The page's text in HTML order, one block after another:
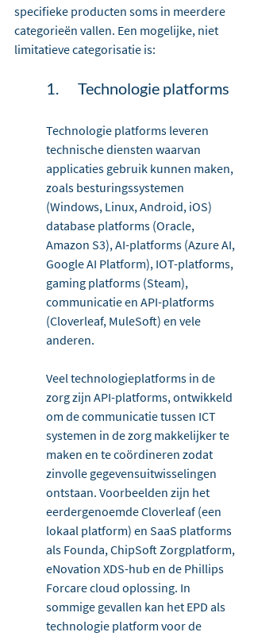
specifieke producten soms in meerdere
categorieën vallen. Een mogelijke, niet
limitatieve categorisatie is:
1.	Technologie platforms
Technologie platforms leveren
technische diensten waarvan
applicaties gebruik kunnen maken,
zoals besturingssystemen
(Windows, Linux, Android, iOS)
database platforms (Oracle,
Amazon S3), AI-platforms (Azure AI,
Google AI Platform), IOT-platforms,
gaming platforms (Steam),
communicatie en API-platforms
(Cloverleaf, MuleSoft) en vele
anderen.
Veel technologieplatforms in de
zorg zijn API-platforms, ontwikkeld
om de communicatie tussen ICT
systemen in de zorg makkelijker te
maken en te coördineren zodat
zinvolle gegevensuitwisselingen
ontstaan. Voorbeelden zijn het
eerdergenoemde Cloverleaf (een
lokaal platform) en SaaS platforms
als Founda, ChipSoft Zorgplatform,
eNovation XDS-hub en de Phillips
Forcare cloud oplossing. In
sommige gevallen kan het EPD als
technologie platform voor de